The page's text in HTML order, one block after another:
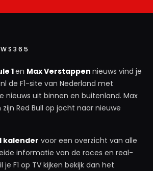
1en Max Verstappen nieuws vind je
de F1-site van Nederland met
nieuws uit binnen en buitenland. Max
Red Bull op jacht naar nieuwe
kalender voor een overzicht van alle
informatie van de races en real-
F1 op TV kijken bekijk dan het